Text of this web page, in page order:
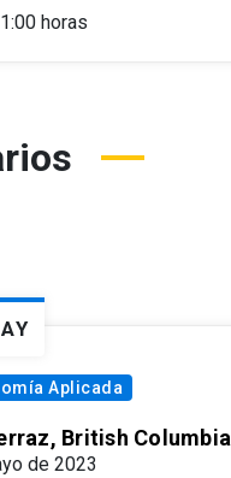
horas
Aplicada
British Columbia
de 2023